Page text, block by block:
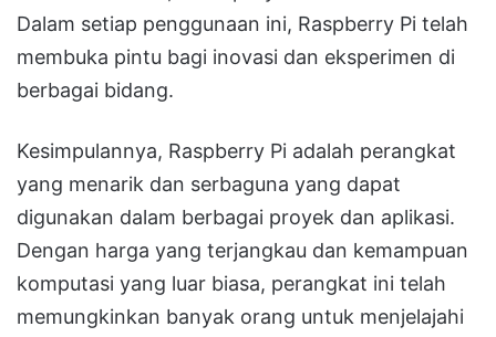
Dalam setiap penggunaan ini, Raspberry Pi telah
membuka pintu bagi inovasi dan eksperimen di
berbagai bidang.
Kesimpulannya, Raspberry Pi adalah perangkat
yang menarik dan serbaguna yang dapat
digunakan dalam berbagai proyek dan aplikasi.
Dengan harga yang terjangkau dan kemampuan
komputasi yang luar biasa, perangkat ini telah
memungkinkan banyak orang untuk menjelajahi